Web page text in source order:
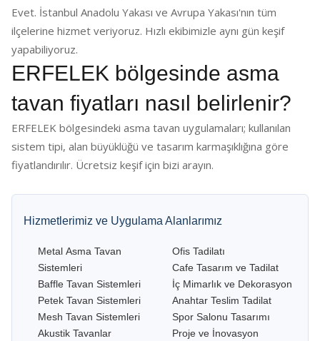
Evet. İstanbul Anadolu Yakası ve Avrupa Yakası'nın tüm
ilçelerine hizmet veriyoruz. Hızlı ekibimizle aynı gün keşif
yapabiliyoruz.
ERFELEK bölgesinde asma
tavan fiyatları nasıl belirlenir?
ERFELEK bölgesindeki asma tavan uygulamaları; kullanılan
sistem tipi, alan büyüklüğü ve tasarım karmaşıklığına göre
fiyatlandırılır. Ücretsiz keşif için bizi arayın.
Hizmetlerimiz ve Uygulama Alanlarımız
Metal Asma Tavan
Sistemleri
Baffle Tavan Sistemleri
Petek Tavan Sistemleri
Mesh Tavan Sistemleri
Akustik Tavanlar
Ofis Tadilatı
Cafe Tasarım ve Tadilat
İç Mimarlık ve Dekorasyon
Anahtar Teslim Tadilat
Spor Salonu Tasarımı
Proje ve İnovasyon